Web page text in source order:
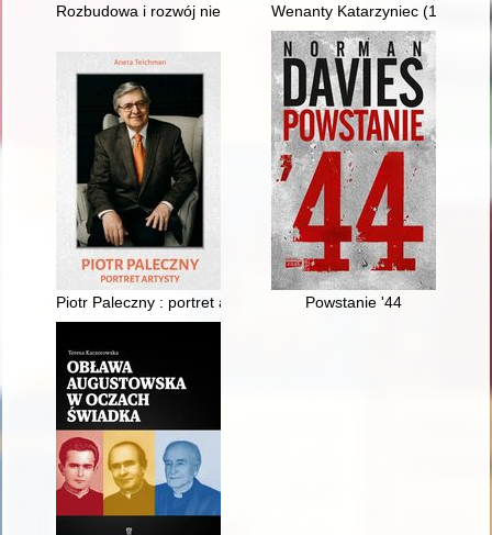
Rozbudowa i rozwój niemieckiego obozu Stutthof w czasie II
Wenanty Katarzyniec (1889-
Piotr Paleczny : portret artysty Powstanie '44